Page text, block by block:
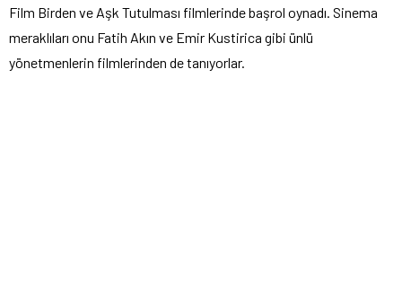
Film Birden ve Aşk Tutulması filmlerinde başrol oynadı. Sinema
meraklıları onu Fatih Akın ve Emir Kustirica gibi ünlü
yönetmenlerin filmlerinden de tanıyorlar.